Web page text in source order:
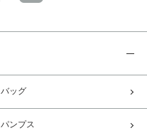
バッグ
パンプス